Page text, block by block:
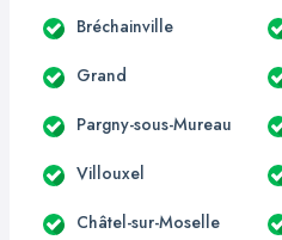
Bréchainville
Grand
Pargny-sous-Mureau
Villouxel
Châtel-sur-Moselle